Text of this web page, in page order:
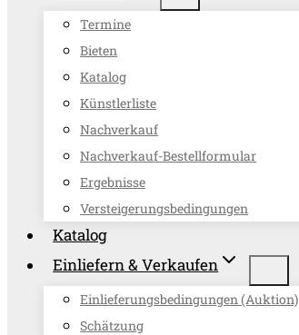
Termine
Bieten
Katalog
Künstlerliste
Nachverkauf
Nachverkauf-Bestellformular
Ergebnisse
Versteigerungsbedingungen
Katalog
Einliefern & Verkaufen
Einlieferungsbedingungen (Auktion)
Schätzung